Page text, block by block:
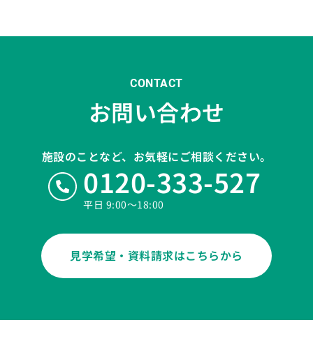
CONTACT
お問い合わせ
施設のことなど、お気軽にご相談ください。
0120-333-527
平日 9:00〜18:00
見学希望・資料請求はこちらから